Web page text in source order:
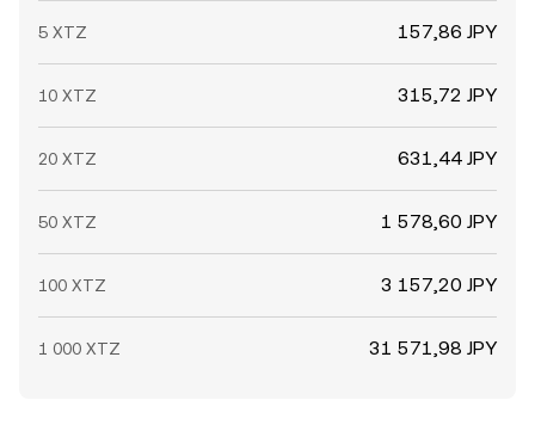
5 XTZ 157,86 JPY
10 XTZ 315,72 JPY
20 XTZ 631,44 JPY
50 XTZ 1 578,60 JPY
100 XTZ 3 157,20 JPY
1 000 XTZ 31 571,98 JPY